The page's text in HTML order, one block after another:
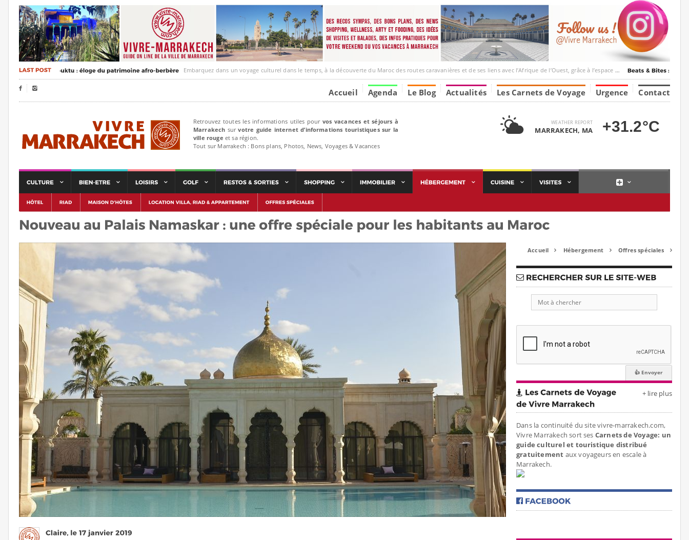
Embarquez dans un voyage culturel dans le temps, à la découverte du Maroc des routes caravanières et de ses liens avec l’Afrique de l’Ouest, grâce à l’espace Marrakesh-Tumbuktu.
  Accueil Agenda Le Blog Actualités Les Carnets de Voyage Urgence Contact
Retrouvez toutes les informations utiles pour vos vacances et séjours à
Marrakech survotre guide internet d’informations touristiques sur la
ville rouge et sa région.
Tout sur Marrakech : Bons plans, Photos, News, Voyages & Vacances
WEATHER REPORT
MARRAKECH, MA +31.2°C
Accueil  Hébergement  Offres spéciales 
+ lire plus
Dans la continuité du site vivre-marrakech.com,
Vivre Marrakech sort ses Carnets de Voyage: un
guide culturel et touristique distribué
gratuitement aux voyageurs en escale à
Marrakech.